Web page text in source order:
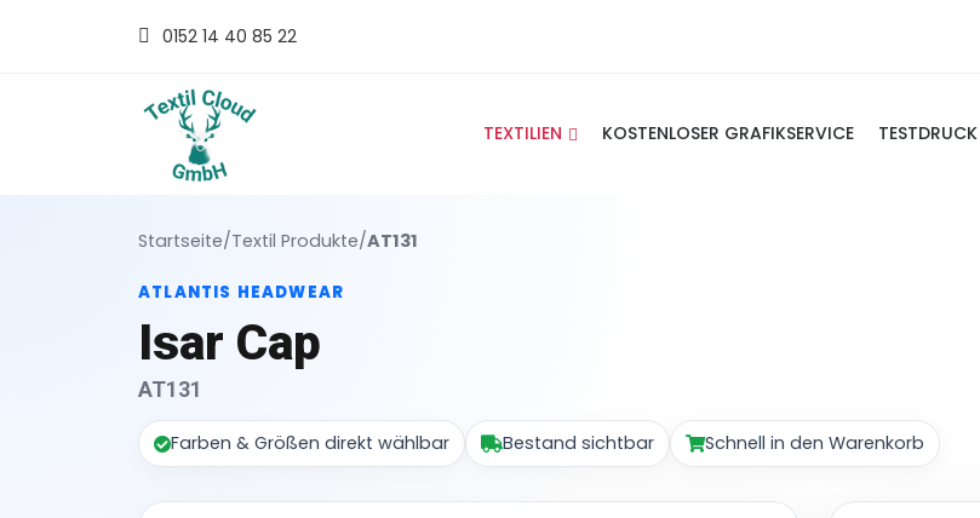
0152 14 40 85 22
TEXTILIEN KOSTENLOSER GRAFIKSERVICE TESTDRUCK
Startseite/Textil Produkte/AT131
ATLANTIS HEADWEAR
Isar Cap
AT131
Farben & Größen direkt wählbar Bestand sichtbar Schnell in den Warenkorb